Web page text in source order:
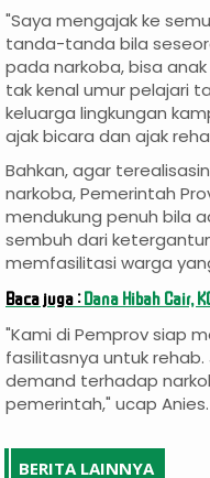
"Saya mengajak ke
tanda-tanda bila
pada narkoba, bisa
tak kenal umur pelajari
keluarga lingkungan
ajak bicara dan ajak
Bahkan, agar
narkoba, Pemerintah
mendukung penuh bila
sembuh dari
memfasilitasi warga
Baca juga :Dana Hibah Cair,
"Kami di Pemprov siap
fasilitasnya untuk
demand terhadap
pemerintah," ucap Anies.
BERITA LAINNYA